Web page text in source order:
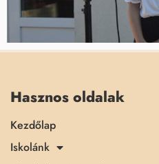
Hasznos oldalak
Kezdőlap
Iskolánk